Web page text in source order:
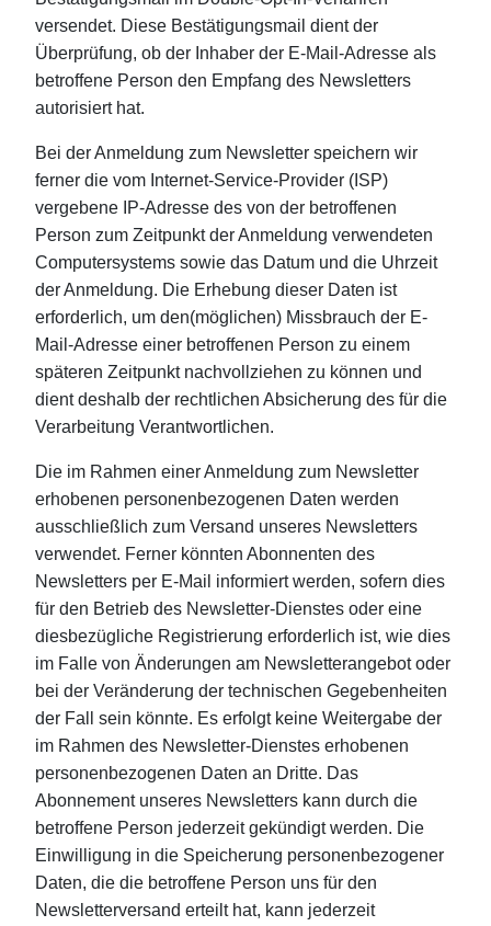
versendet. Diese Bestätigungsmail dient der
Überprüfung, ob der Inhaber der E-Mail-Adresse als
betroffene Person den Empfang des Newsletters
autorisiert hat.
Bei der Anmeldung zum Newsletter speichern wir
ferner die vom Internet-Service-Provider (ISP)
vergebene IP-Adresse des von der betroffenen
Person zum Zeitpunkt der Anmeldung verwendeten
Computersystems sowie das Datum und die Uhrzeit
der Anmeldung. Die Erhebung dieser Daten ist
erforderlich, um den(möglichen) Missbrauch der E-
Mail-Adresse einer betroffenen Person zu einem
späteren Zeitpunkt nachvollziehen zu können und
dient deshalb der rechtlichen Absicherung des für die
Verarbeitung Verantwortlichen.
Die im Rahmen einer Anmeldung zum Newsletter
erhobenen personenbezogenen Daten werden
ausschließlich zum Versand unseres Newsletters
verwendet. Ferner könnten Abonnenten des
Newsletters per E-Mail informiert werden, sofern dies
für den Betrieb des Newsletter-Dienstes oder eine
diesbezügliche Registrierung erforderlich ist, wie dies
im Falle von Änderungen am Newsletterangebot oder
bei der Veränderung der technischen Gegebenheiten
der Fall sein könnte. Es erfolgt keine Weitergabe der
im Rahmen des Newsletter-Dienstes erhobenen
personenbezogenen Daten an Dritte. Das
Abonnement unseres Newsletters kann durch die
betroffene Person jederzeit gekündigt werden. Die
Einwilligung in die Speicherung personenbezogener
Daten, die die betroffene Person uns für den
Newsletterversand erteilt hat, kann jederzeit